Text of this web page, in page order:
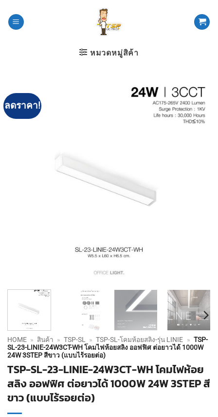
หมวดหมู่สิค้า
ลดราคา!
HOME » สินค้า » TSP-SL » TSP-SL-โคมห้อยสลิง-รุ่น LINIE » TSP-
SL-23-LINIE-24W3CT-WH โคมไฟห้อยสลิง ออฟฟิศ ต่อยาวได้ 1000W
24W 3STEP สีขาว (แบบไร้รอยต่อ)
TSP-SL-23-LINIE-24W3CT-WH โคมไฟห้อย
สลิง ออฟฟิศ ต่อยาวได้ 1000W 24W 3STEP สี
ขาว (แบบไร้รอยต่อ)